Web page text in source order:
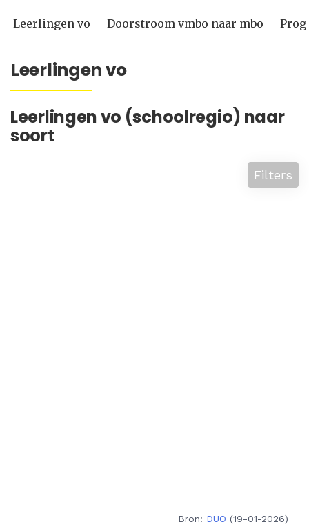
Leerlingen vo Doorstroom vmbo naar mbo
Leerlingen vo
Leerlingen vo (schoolregio) naar
soort
Filters
Bron: DUO (19-01-2026)